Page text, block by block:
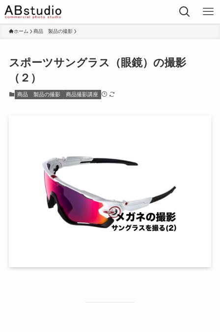
ホーム 商品 製品の撮影
スポーツサングラス（眼鏡）の撮影
（２）
商品 製品の撮影 商品撮影講座